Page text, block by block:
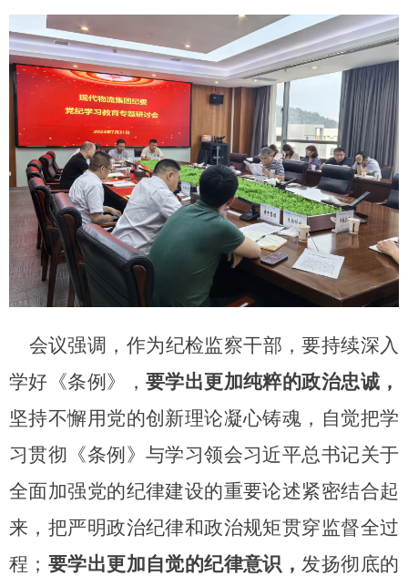
会议强调，作为纪检监察干部，要持续深入
学好《条例》， 要学出更加纯粹的政治忠诚，
坚持不懈用党的创新理论凝心铸魂，自觉把学
习贯彻《条例》与学习领会习近平总书记关于
全面加强党的纪律建设的重要论述紧密结合起
来，把严明政治纪律和政治规矩贯穿监督全过
程； 要学出更加自觉的纪律意识，发扬彻底的